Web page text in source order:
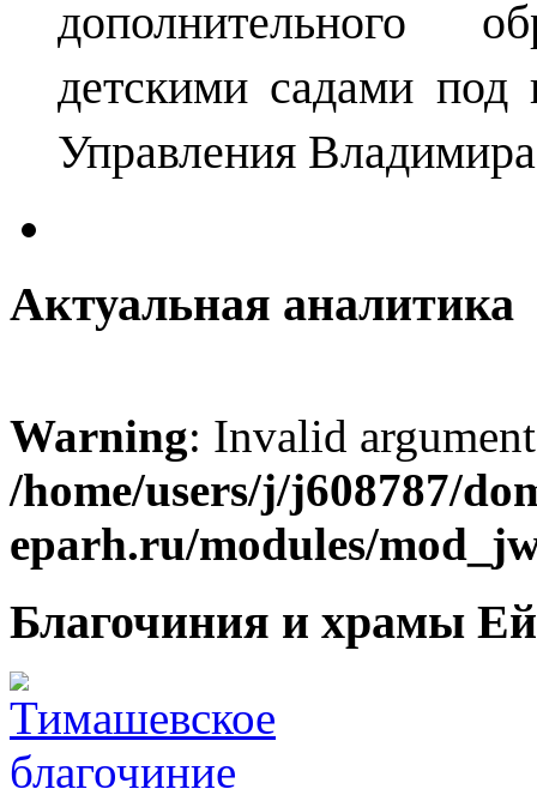
дополнительного
детскими садами под
Управления
Актуальная аналитика
Warning: Invalid
/home/users/j/j608787/
eparh.ru/modules/
Благочиния и храмы